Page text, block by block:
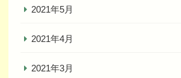
2021年5月
2021年4月
2021年3月